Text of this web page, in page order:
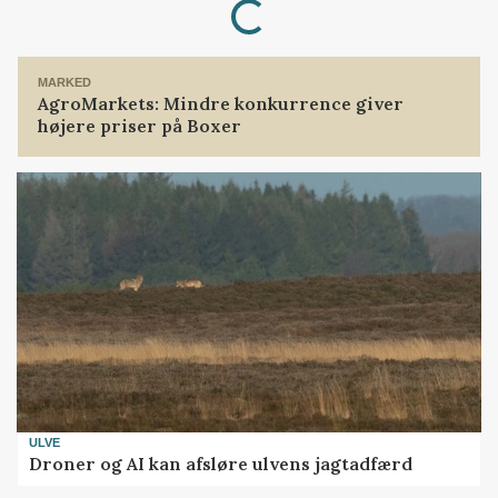
Loading...
MARKED
AgroMarkets: Mindre konkurrence giver
højere priser på Boxer
ULVE
Droner og AI kan afsløre ulvens jagtadfærd